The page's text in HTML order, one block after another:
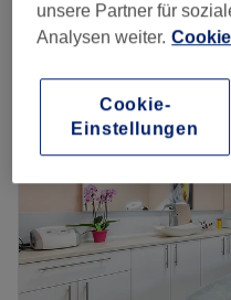
Montag
Mittwoch
Donnerstag
Sonntag
Hi, ich bin Ayah von
Willkommen in meinem
unsere Partner für
Analysen weiter.
Cookie-
Einstellungen